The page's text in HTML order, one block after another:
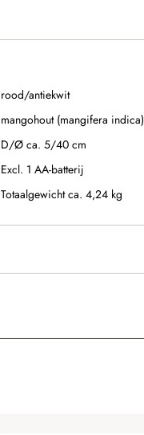
rood/antiekwit
mangohout (mangifera indica)
D/Ø ca. 5/40 cm
Excl. 1 AA-batterij
Totaalgewicht ca. 4,24 kg